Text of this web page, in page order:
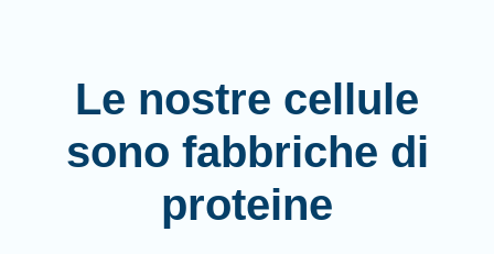
Le nostre cellule
sono fabbriche di
proteine